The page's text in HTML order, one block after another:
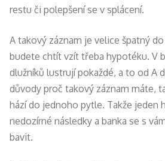
restu či polepšení se v splácení.
A takový záznam je velice špatný
budete chtít vzít třeba hypotéku. V
dlužníků lustrují pokaždé, a to od A
důvody proč takový záznam máte,
hází do jednoho pytle. Takže jeden
nedozírné následky a banka se s
bavit.